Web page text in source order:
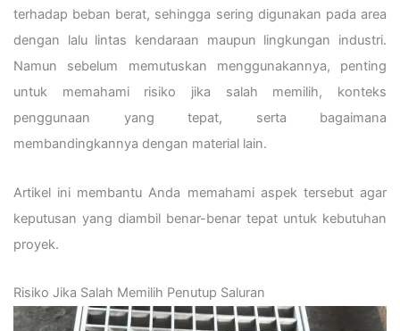
terhadap beban berat, sehingga sering digunakan pada area
dengan lalu lintas kendaraan maupun lingkungan industri.
Namun sebelum memutuskan menggunakannya, penting
untuk memahami risiko jika salah memilih, konteks
penggunaan yang tepat, serta bagaimana
membandingkannya dengan material lain.
Artikel ini membantu Anda memahami aspek tersebut agar
keputusan yang diambil benar-benar tepat untuk kebutuhan
proyek.
Risiko Jika Salah Memilih Penutup Saluran